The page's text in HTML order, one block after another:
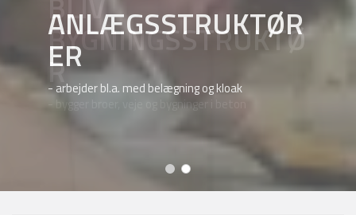
ANLÆGSSTRUKTØR
ER
- arbejder bl.a. med belægning og kloak